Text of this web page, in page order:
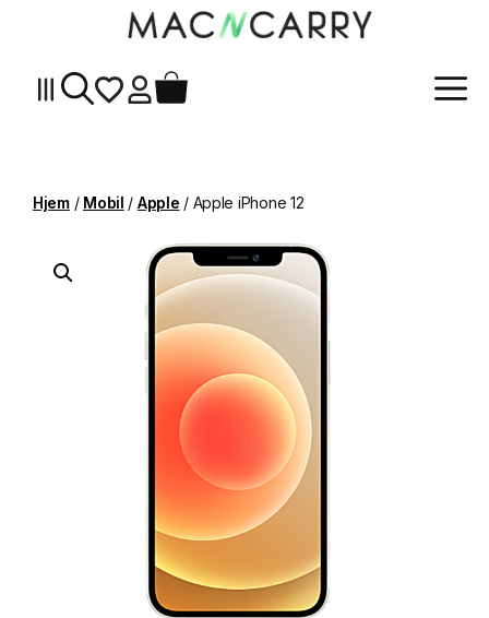
Hjem/ Mobil / Apple / Apple iPhone 12